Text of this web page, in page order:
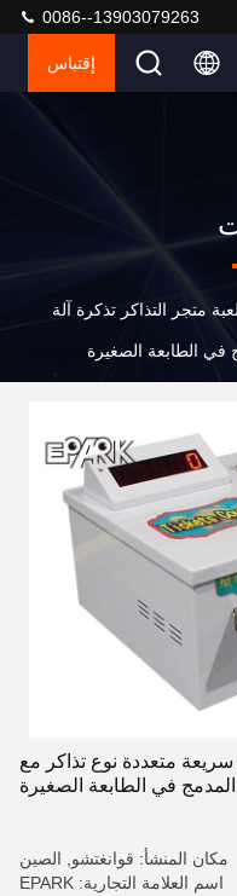
0086--13903079263
إقتباس
لعبة متجر التذاكر تذكرة آلة
في الطابعة الصغيرة
سريعة متعددة نوع تذاكر مع
المدمج في الطابعة الصغيرة
مكان المنشأ: قوانغتشو, الصين
اسم العلامة التجارية: EPARK